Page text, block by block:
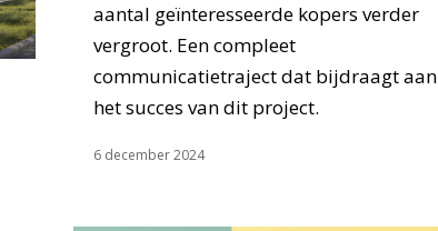
aantal geïnteresseerde kopers verder
vergroot. Een compleet
communicatietraject dat bijdraagt aan
het succes van dit project.
6 december 2024